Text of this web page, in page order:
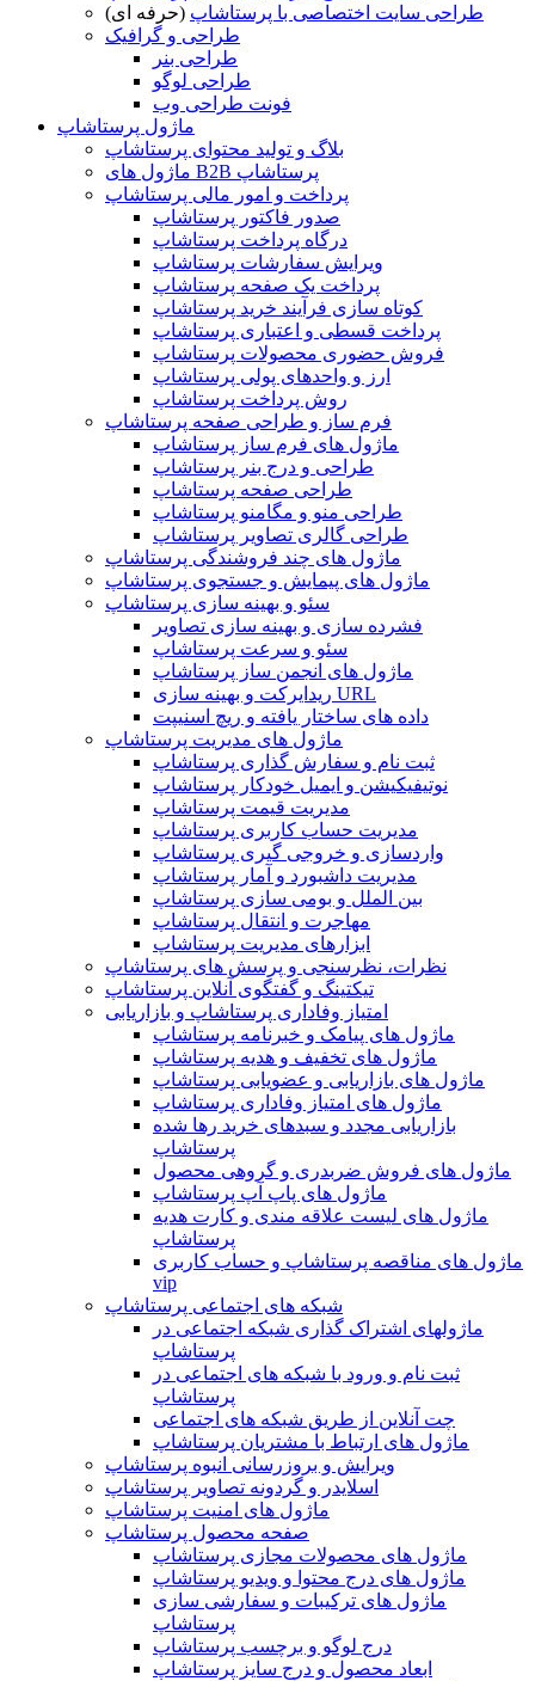
طراحی سایت اختصاصی با پرستاشاپ (حرفه ای)
طراحی و گرافیک
طراحی بنر
طراحی لوگو
فونت طراحی وب
ماژول پرستاشاپ
بلاگ و تولید محتوای پرستاشاپ
ماژول های B2B پرستاشاپ
پرداخت و امور مالی پرستاشاپ
صدور فاکتور پرستاشاپ
درگاه پرداخت پرستاشاپ
ویرایش سفارشات پرستاشاپ
پرداخت یک صفحه پرستاشاپ
کوتاه سازی فرآیند خرید پرستاشاپ
پرداخت قسطی و اعتباری پرستاشاپ
فروش حضوری محصولات پرستاشاپ
ارز و واحدهای پولی پرستاشاپ
روش پرداخت پرستاشاپ
فرم ساز و طراحی صفحه پرستاشاپ
ماژول های فرم ساز پرستاشاپ
طراحی و درج بنر پرستاشاپ
طراحی صفحه پرستاشاپ
طراحی منو و مگامنو پرستاشاپ
طراحی گالری تصاویر پرستاشاپ
ماژول های چند فروشندگی پرستاشاپ
ماژول های پیمایش و جستجوی پرستاشاپ
سئو و بهینه سازی پرستاشاپ
فشرده سازی و بهینه سازی تصاویر
سئو و سرعت پرستاشاپ
ماژول های انجمن ساز پرستاشاپ
ریدایرکت و بهینه سازی URL
داده های ساختار یافته و ریچ اسنیپت
ماژول های مدیریت پرستاشاپ
ثبت نام و سفارش گذاری پرستاشاپ
نوتیفیکیشن و ایمیل خودکار پرستاشاپ
مدیریت قیمت پرستاشاپ
مدیریت حساب کاربری پرستاشاپ
واردسازی و خروجی گیری پرستاشاپ
مدیریت داشبورد و آمار پرستاشاپ
بین الملل و بومی سازی پرستاشاپ
مهاجرت و انتقال پرستاشاپ
ابزارهای مدیریت پرستاشاپ
نظرات، نظرسنجی و پرسش های پرستاشاپ
تیکتینگ و گفتگوی آنلاین پرستاشاپ
امتیاز وفاداری پرستاشاپ و بازاریابی
ماژول های پیامک و خبرنامه پرستاشاپ
ماژول های تخفیف و هدیه پرستاشاپ
ماژول های بازاریابی و عضویابی پرستاشاپ
ماژول های امتیاز وفاداری پرستاشاپ
بازاریابی مجدد و سبدهای خرید رها شده
پرستاشاپ
ماژول های فروش ضربدری و گروهی محصول
ماژول های پاپ آپ پرستاشاپ
ماژول های لیست علاقه مندی و کارت هدیه
پرستاشاپ
ماژول های مناقصه پرستاشاپ و حساب کاربری
vip
شبکه های اجتماعی پرستاشاپ
ماژولهای اشتراک‌ گذاری شبکه اجتماعی در
پرستاشاپ
ثبت نام و ورود با شبکه های اجتماعی در
پرستاشاپ
چت آنلاین از طریق شبکه های اجتماعی
ماژول های ارتباط با مشتریان پرستاشاپ
ویرایش و بروزرسانی انبوه پرستاشاپ
اسلایدر و گردونه تصاویر پرستاشاپ
ماژول های امنیت پرستاشاپ
صفحه محصول پرستاشاپ
ماژول های محصولات مجازی پرستاشاپ
ماژول های درج محتوا و ویدیو پرستاشاپ
ماژول های ترکیبات و سفارشی سازی
پرستاشاپ
درج لوگو و برچسب پرستاشاپ
ابعاد محصول و درج سایز پرستاشاپ